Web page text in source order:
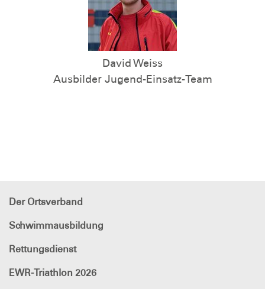
David Weiss
Ausbilder Jugend-Einsatz-Team
Der Ortsverband
Schwimmausbildung
Rettungsdienst
EWR-Triathlon 2026